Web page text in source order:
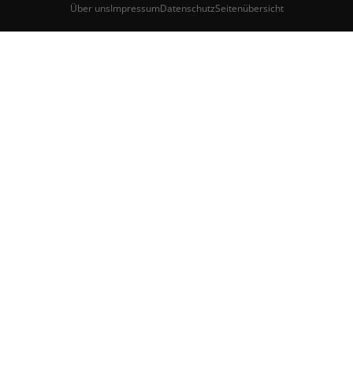
Über unsImpressumDatenschutzSeitenübersicht